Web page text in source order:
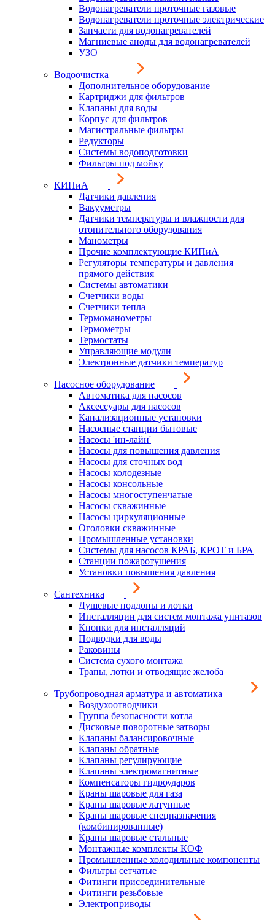
Водонагреватели проточные газовые
Водонагреватели проточные электрические
Запчасти для водонагревателей
Магниевые аноды для водонагревателей
УЗО
Водоочистка
Дополнительное оборудование
Картриджи для фильтров
Клапаны для воды
Корпус для фильтров
Магистральные фильтры
Редукторы
Системы водоподготовки
Фильтры под мойку
КИПиА
Датчики давления
Вакууметры
Датчики температуры и влажности для
отопительного оборудования
Манометры
Прочие комплектующие КИПиА
Регуляторы температуры и давления
прямого действия
Системы автоматики
Счетчики воды
Счетчики тепла
Термоманометры
Термометры
Термостаты
Управляющие модули
Электронные датчики температур
Насосное оборудование
Автоматика для насосов
Аксессуары для насосов
Канализационные установки
Насосные станции бытовые
Насосы 'ин-лайн'
Насосы для повышения давления
Насосы для сточных вод
Насосы колодезные
Насосы консольные
Насосы многоступенчатые
Насосы скважинные
Насосы циркуляционные
Оголовки скважинные
Промышленные установки
Системы для насосов КРАБ, КРОТ и БРА
Станции пожаротушения
Установки повышения давления
Сантехника
Душевые поддоны и лотки
Инсталляции для систем монтажа унитазов
Кнопки для инсталляций
Подводки для воды
Раковины
Система сухого монтажа
Трапы, лотки и отводящие желоба
Трубопроводная арматура и автоматика
Воздухоотводчики
Группа безопасности котла
Дисковые поворотные затворы
Клапаны балансировочные
Клапаны обратные
Клапаны регулирующие
Клапаны электромагнитные
Компенсаторы гидроударов
Краны шаровые для газа
Краны шаровые латунные
Краны шаровые спецназначения
(комбинированные)
Краны шаровые стальные
Монтажные комплекты КОФ
Промышленные холодильные компоненты
Фильтры сетчатые
Фитинги присоединительные
Фитинги резьбовые
Электроприводы